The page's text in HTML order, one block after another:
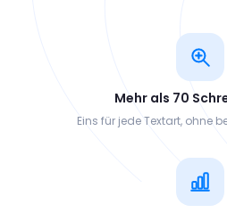
Mehr als 70
Eins für jede Textart, ohne